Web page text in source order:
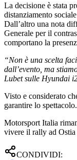
La decisione è stata
distanziamento
Dall’altro una nota
Generale per il
comportano la
“Non è una scelta
dall’evento, ma
Lubet sulle Hyundai
Visto e considerato
garantire lo
Motorsport Italia
vivere il rally ad
CONDIVIDI: